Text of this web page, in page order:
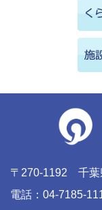
〒270-1192 千葉
電話：04-7185-